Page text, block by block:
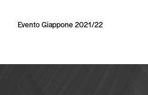
Evento Giappone 2021/22